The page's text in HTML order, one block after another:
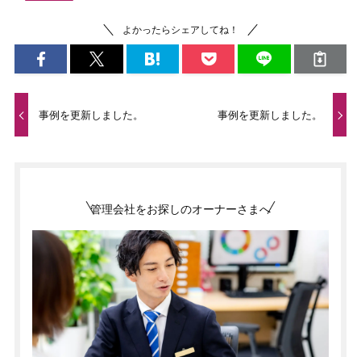
よかったらシェアしてね！
事例を更新しました。 事例を更新しました。
管理会社をお探しのオーナーさまへ